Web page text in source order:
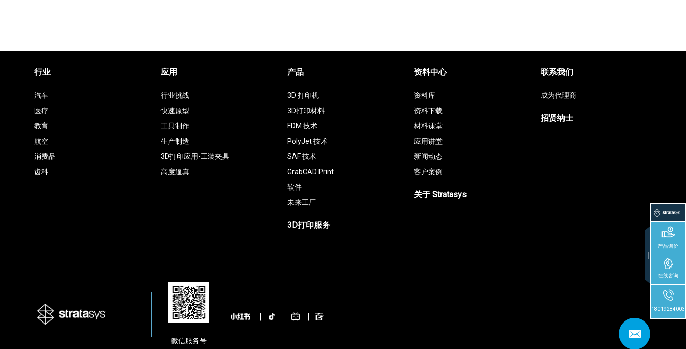
行业
汽车
医疗
教育
航空
消费品
齿科
应用
行业挑战
快速原型
工具制作
生产制造
3D打印应用-工装夹具
高度逼真
产品
3D 打印机
3D打印材料
FDM 技术
PolyJet 技术
SAF 技术
GrabCAD Print
软件
未来工厂
3D打印服务
资料中心
资料库
资料下载
材料课堂
应用讲堂
新闻动态
客户案例
关于 Stratasys
联系我们
成为代理商
招贤纳士
微信服务号
产品询价
在线咨询
18019284003